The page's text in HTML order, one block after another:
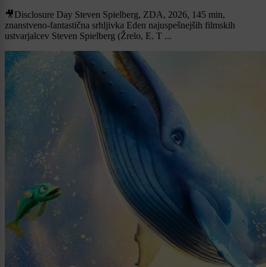
🎥Disclosure Day Steven Spielberg, ZDA, 2026, 145 min,
znanstveno-fantastična srhljivka Eden najuspešnejših filmskih
ustvarjalcev Steven Spielberg (Žrelo, E. T ...